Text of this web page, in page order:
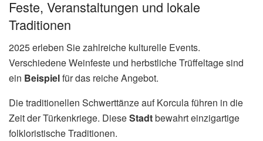
Feste, Veranstaltungen und lokale
Traditionen
2025 erleben Sie zahlreiche kulturelle Events.
Verschiedene Weinfeste und herbstliche Trüffeltage sind
ein Beispielfür das reiche Angebot.
Die traditionellen Schwerttänze auf Korcula führen in die
Zeit der Türkenkriege. DieseStadtbewahrt einzigartige
folkloristische Traditionen.